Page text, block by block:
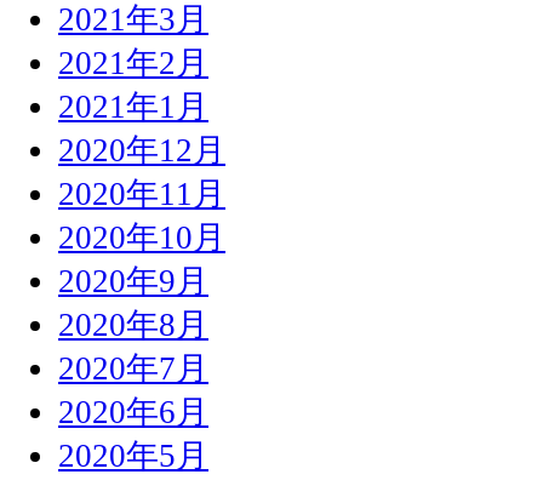
2021年3月
2021年2月
2021年1月
2020年12月
2020年11月
2020年10月
2020年9月
2020年8月
2020年7月
2020年6月
2020年5月